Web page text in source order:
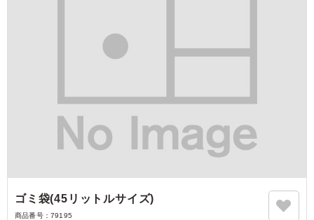
ゴミ袋(45リットルサイズ)
商品番号： 79195